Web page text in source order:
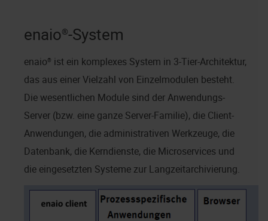
enaio®-System
enaio® ist ein komplexes System in 3-Tier-Architektur,
das aus einer Vielzahl von Einzelmodulen besteht.
Die wesentlichen Module sind der Anwendungs-
Server (bzw. eine ganze Server-Familie), die Client-
Anwendungen, die administrativen Werkzeuge, die
Datenbank, die Kerndienste, die Microservices und
die eingesetzten Systeme zur Langzeitarchivierung.